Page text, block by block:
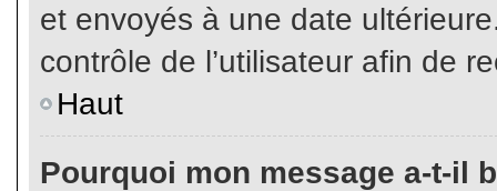
et envoyés à une date
contrôle de l’utilisateur afin de
Haut
Pourquoi mon message a-t-il